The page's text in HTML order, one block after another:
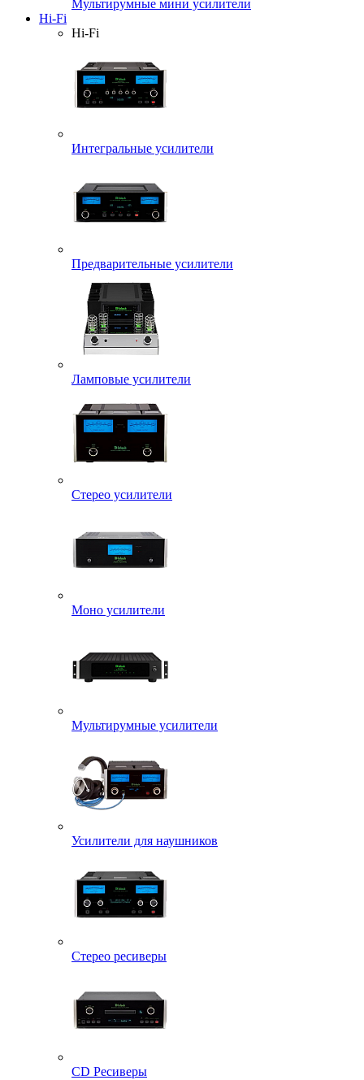
Мультирумные мини усилители
Hi-Fi
Hi-Fi
Интегральные усилители
Предварительные усилители
Ламповые усилители
Стерео усилители
Моно усилители
Мультирумные усилители
Усилители для наушников
Стерео ресиверы
CD Ресиверы